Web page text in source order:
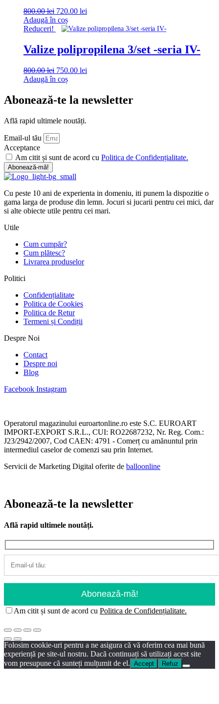
800.00lei Prețul
inițial
800.00 lei.
720.00 lei
este:
Adaugă în coș
Reduceri!
Valize polipropilena 3/set -seria IV-
800.00lei Prețul
inițial
fost:
800.00 lei.
750.00 lei
750.00 lei.
Adaugă în coș
Abonează-te la newsletter
Află rapid ultimele noutăți.
Email-ul tău
Acceptance
Am citit și sunt de acord cu Politica de Confidențialitate.
Abonează-mă!
Cu peste 10 ani de experienta in domeniu, iti punem la dispozitie o
gama larga de produse din lemn. Jocuri si jucarii pentru cei mici, dar
si alte obiecte utile pentru cei mari.
Utile
Cum cumpăr?
Cum plătesc?
Livrarea produselor
Politici
Confidențialitate
Politica de Cookies
Politica de Retur
Termeni și Condiții
Despre Noi
Contact
Despre noi
Blog
Facebook Instagram
Operatorul magazinului euroartonline.ro este S.C. EUROART
IMPORT-EXPORT S.R.L., CUI: RO22687232, Nr. Reg. Com.:
J23/2942/2007, Cod CAEN: 4791 - Comerț cu amănuntul prin
intermediul caselor de comenzi sau prin Internet.
Servicii de Marketing Digital oferite de balloonline
Abonează-te la newsletter
Află rapid ultimele noutăți.
Am citit și sunt de acord cu Politica de Confidențialitate.
Folosim cookie-uri pentru a ne asigura că vă oferim cea mai bună
experiență pe site-ul nostru. Dacă continuați să utilizați acest site
vom presupune că sunteți mulțumit de el. Accept Refuz